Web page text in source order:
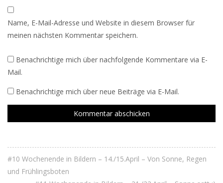
Name, E-Mail-Adresse und Website in diesem Browser für
meinen nächsten Kommentar speichern.
Benachrichtige mich über nachfolgende Kommentare via E-
Mail.
Benachrichtige mich über neue Beiträge via E-Mail.
#10 Wochenende in Bildern – 14./15.April – Von Sonne, Regen
und Frühlingsboten